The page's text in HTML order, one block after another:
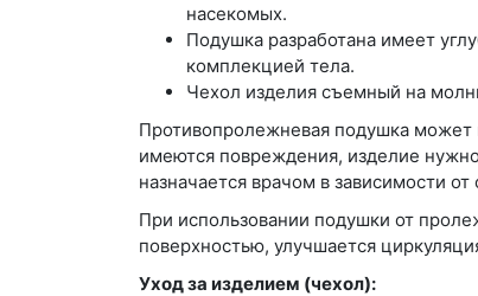
насекомых.
Подушка разработана имеет
комплекцией тела.
Чехол изделия съемный на
Противопролежневая подушка может
имеются повреждения, изделие
назначается врачом в зависимости
При использовании подушки от
поверхностью, улучшается
Уход за изделием (чехол):